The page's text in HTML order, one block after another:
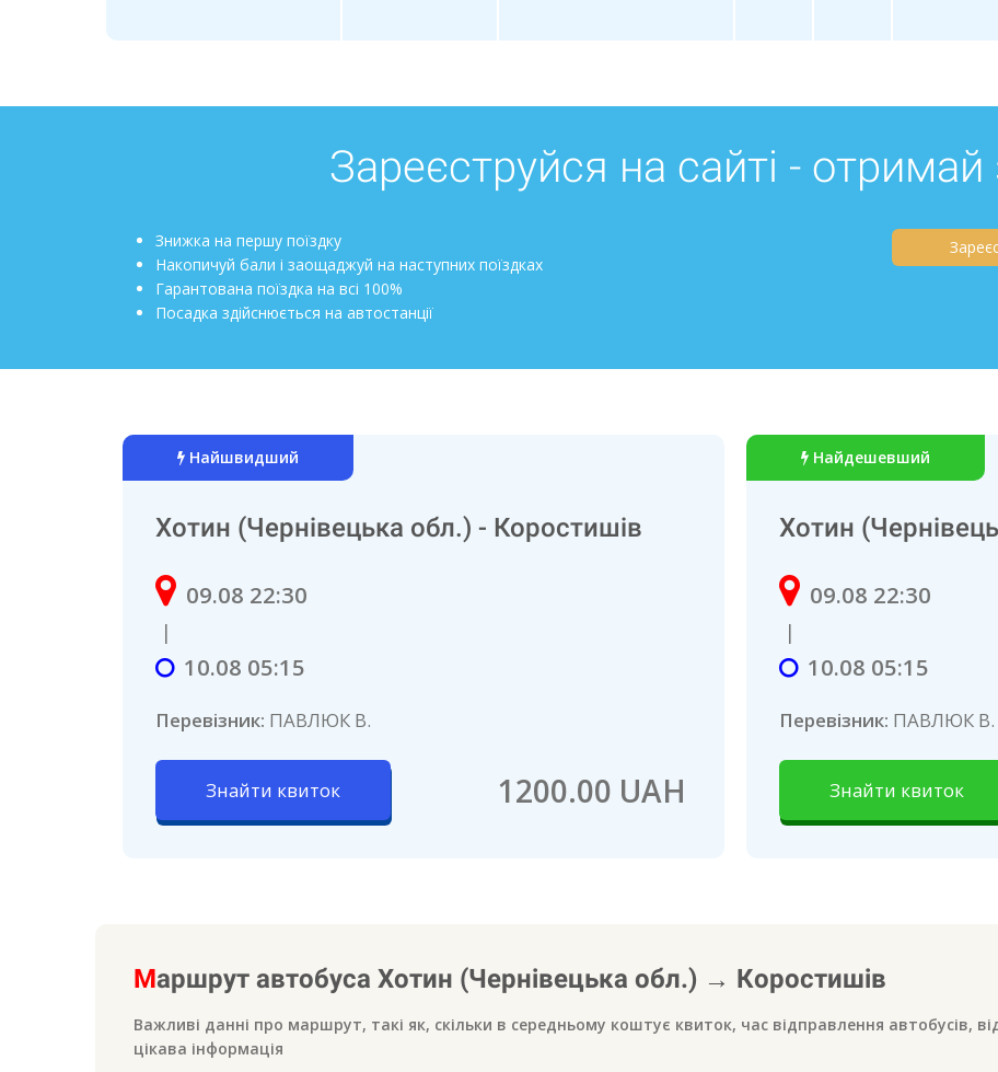
Зареєструйся на сайті -
Знижка на першу поїздку
Накопичуй бали і заощаджуй на наступних поїздках
Гарантована поїздка на всі 100%
Посадка здійснюється на автостанції
Найшвидший
Хотин (Чернівецька обл.) - Коростишів
09.08 22:30
|
10.08 05:15
Перевізник: ПАВЛЮК В.
Знайти квиток 1200.00 UAH
Найдешевший
Хотин
09.08 22:30
|
10.08 05:15
Перевізник: ПАВЛЮК В.
Знайти квиток
Маршрут автобуса Хотин (Чернівецька обл.) → Коростишів
Важливі данні про маршрут, такі як, скільки в середньому коштує квиток, час відправлення автобусів,
цікава інформація